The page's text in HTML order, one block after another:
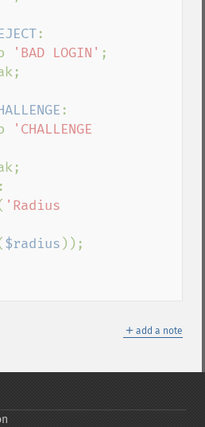
:
'BAD LOGIN' ;
:
'CHALLENGE
'Radius
$radius ));
＋ add a note